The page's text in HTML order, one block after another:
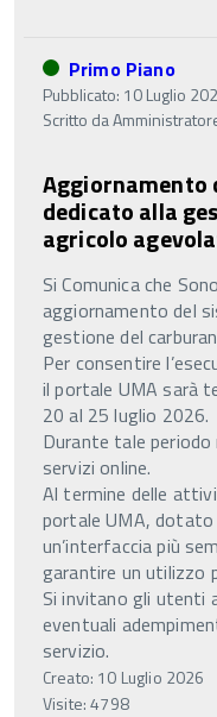
Primo Piano
Pubblicato: 10 Luglio
Scritto da
Aggiornamento
dedicato alla
agricolo
Si Comunica che
aggiornamento del
gestione del
Per consentire
il portale UMA sarà
20 al 25 luglio 2026.
Durante tale periodo
servizi online.
Al termine delle
portale UMA,
un’interfaccia più
garantire un utilizzo
Si invitano gli utenti
eventuali
servizio.
Creato: 10 Luglio 2026
Visite: 4798